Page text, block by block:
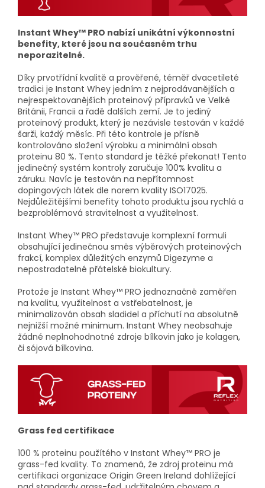
Instant Whey™ PRO nabízí unikátní výkonnostní
benefity, které jsou na současném trhu
neporazitelné.
Díky prvotřídní kvalitě a prověřené, téměř dvacetileté
tradici je Instant Whey jedním z nejprodávanějších a
nejrespektovanějších proteinový přípravků ve Velké
Británii, Francii a řadě dalších zemí. Je to jediný
proteinový produkt, který je nezávisle testován v každé
šarži, každý měsíc. Při této kontrole je přísně
kontrolováno složení výrobku a minimální obsah
proteinu 80 %. Tento standard je těžké překonat! Tento
jedinečný systém kontroly zaručuje 100% kvalitu a
záruku. Navíc je testován na nepřítomnost
dopingových látek dle norem kvality ISO17025.
Nejdůležitějšími benefity tohoto produktu jsou rychlá a
bezproblémová stravitelnost a využitelnost.
Instant Whey™ PRO představuje komplexní formuli
obsahující jedinečnou směs výběrových proteinových
frakcí, komplex důležitých enzymů Digezyme a
nepostradatelné přátelské biokultury.
Protože je Instant Whey™ PRO jednoznačně zaměřen
na kvalitu, využitelnost a vstřebatelnost, je
minimalizován obsah sladidel a příchutí na absolutně
nejnižší možné minimum. Instant Whey neobsahuje
žádné neplnohodnotné zdroje bílkovin jako je kolagen,
či sójová bílkovina.
Grass fed certifikace
100 % proteinu použítého v Instant Whey™ PRO je
grass-fed kvality. To znamená, že zdroj proteinu má
certifikaci organizace Origin Green Ireland dohlížející